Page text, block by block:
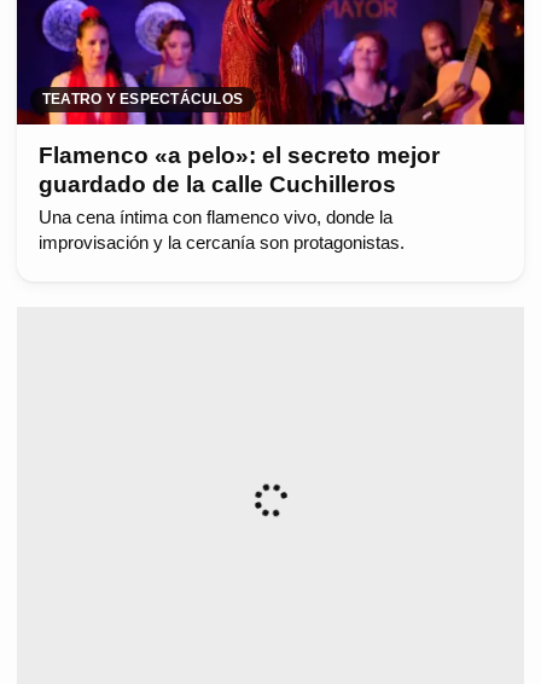
TEATRO Y ESPECTÁCULOS
Flamenco «a pelo»: el secreto mejor
guardado de la calle Cuchilleros
Una cena íntima con flamenco vivo, donde la
improvisación y la cercanía son protagonistas.